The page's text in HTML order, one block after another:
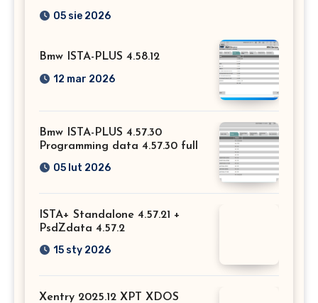
Mercedesa? Test, opinia i
05 sie 2026
Bmw ISTA-PLUS 4.58.12
12 mar 2026
Bmw ISTA-PLUS 4.57.30
Programming data 4.57.30 full
05 lut 2026
ISTA+ Standalone 4.57.21 +
PsdZdata 4.57.2
15 sty 2026
Xentry 2025.12 XPT XDOS